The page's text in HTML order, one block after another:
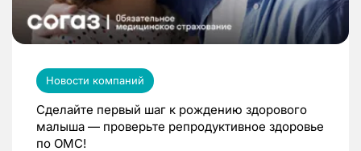
Новости компаний
Сделайте первый шаг к рождению здорового
малыша — проверьте репродуктивное здоровье
по ОМС!